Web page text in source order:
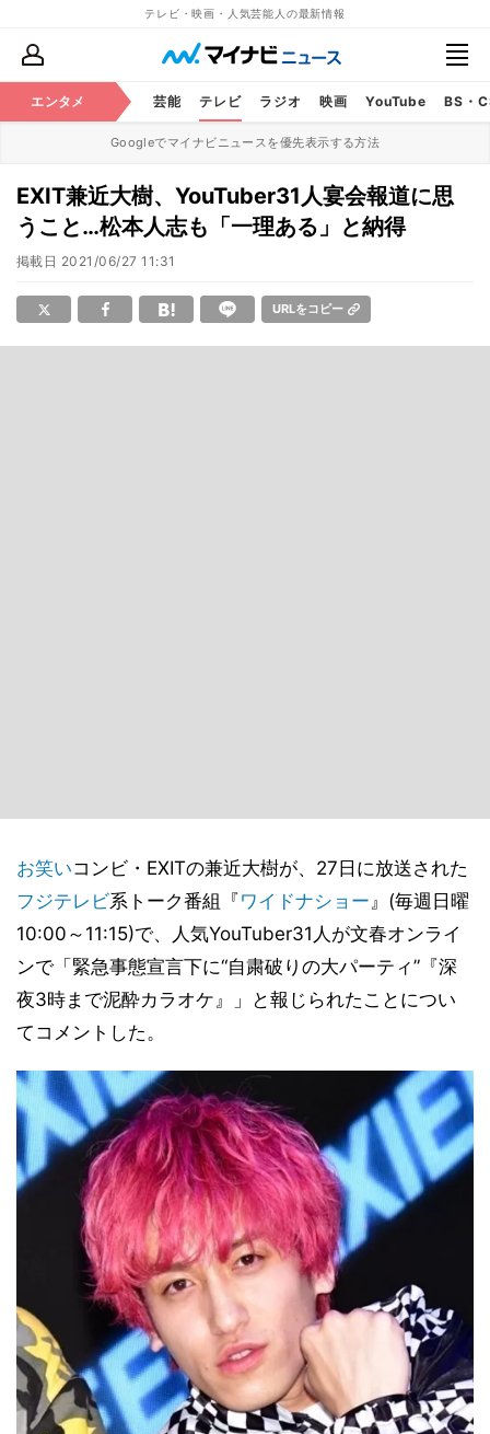
テレビ・映画・人気芸能人の最新情報
エンタメ 芸能 テレビ ラジオ 映画 YouTube BS・
Googleでマイナビニュースを優先表示する方法
EXIT兼近大樹、YouTuber31人宴会報道に思
うこと…松本人志も「一理ある」と納得
掲載日 2021/06/27 11:31
URLをコピー
お笑いコンビ・EXITの兼近大樹が、27日に放送された
フジテレビ系トーク番組『ワイドナショー』(毎週日曜
10:00～11:15)で、人気YouTuber31人が文春オンライ
ンで「緊急事態宣言下に“自粛破りの大パーティ”『深
夜3時まで泥酔カラオケ』」と報じられたことについ
てコメントした。